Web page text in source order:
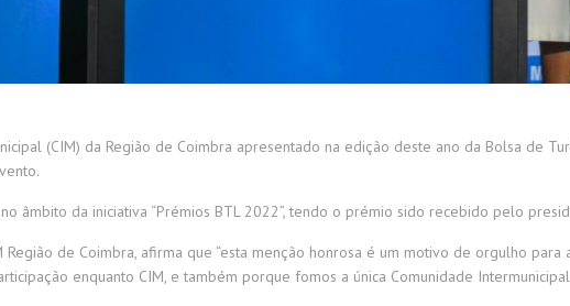
(CIM) da Região de Coimbra apresentado na edição deste ano da Bolsa de
âmbito da iniciativa “Prémios BTL 2022”, tendo o prémio sido recebido pelo
Região de Coimbra, afirma que “esta menção honrosa é um motivo de orgulho
enquanto CIM, e também porque fomos a única Comunidade